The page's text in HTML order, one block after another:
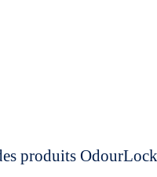
produits